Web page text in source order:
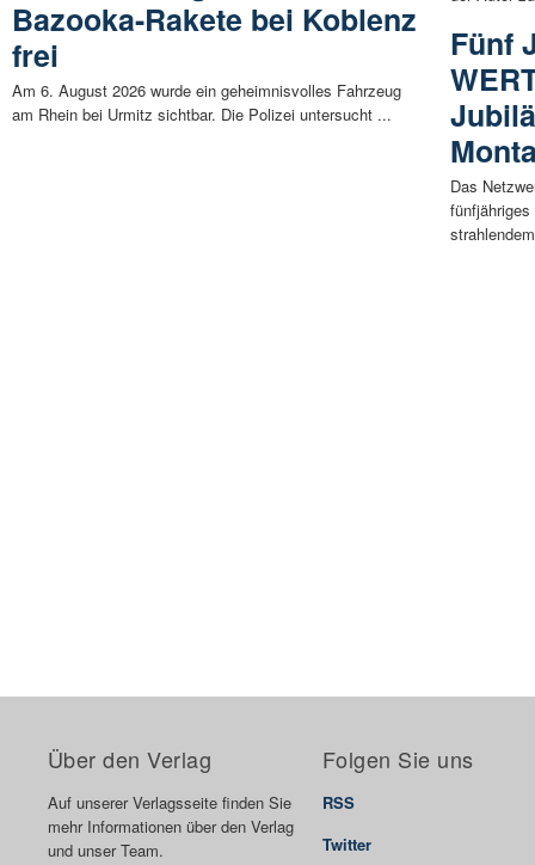
Bazooka-Rakete bei Koblenz
frei
Am 6. August 2026 wurde ein geheimnisvolles Fahrzeug
am Rhein bei Urmitz sichtbar. Die Polizei untersucht ...
Fünf
Das
Über den Verlag
Auf unserer Verlagsseite finden Sie
mehr Informationen über den Verlag
und unser Team.
Folgen Sie uns
RSS
Twitter